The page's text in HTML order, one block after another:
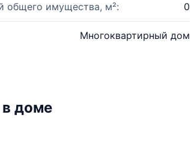
общего имущества, м²: 0
Многоквартирный дом
доме